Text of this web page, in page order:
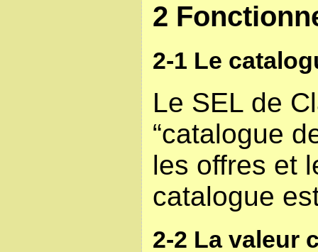
2
2-1 Le
Le SEL de
“catalogue
les offres et
catalogue
2-2 La valeur